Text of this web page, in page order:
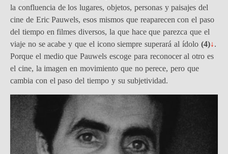
la confluencia de los lugares, objetos, personas y paisajes del
cine de Eric Pauwels, esos mismos que reaparecen con el paso
del tiempo en filmes diversos, la que hace que parezca que el
viaje no se acabe y que el icono siempre superará al ídolo (4)↓.
Porque el medio que Pauwels escoge para reconocer al otro es
el cine, la imagen en movimiento que no perece, pero que
cambia con el paso del tiempo y su subjetividad.